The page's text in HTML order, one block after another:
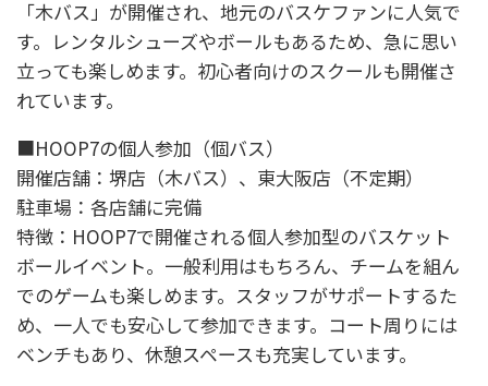
「木バス」が開催され、地元のバスケファンに人気で
す。レンタルシューズやボールもあるため、急に思い
立っても楽しめます。初心者向けのスクールも開催さ
れています。
■HOOP7の個人参加（個バス）
開催店舗：堺店（木バス）、東大阪店（不定期）
駐車場：各店舗に完備
特徴：HOOP7で開催される個人参加型のバスケット
ボールイベント。一般利用はもちろん、チームを組ん
でのゲームも楽しめます。スタッフがサポートするた
め、一人でも安心して参加できます。コート周りには
ベンチもあり、休憩スペースも充実しています。